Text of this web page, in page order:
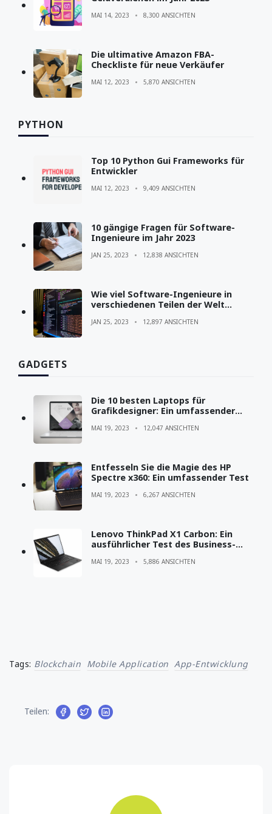
MAI 14, 2023 8,300 ANSICHTEN
Die ultimative Amazon FBA-
Checkliste für neue Verkäufer
MAI 12, 2023 5,870 ANSICHTEN
PYTHON
Top 10 Python Gui Frameworks für
Entwickler
MAI 12, 2023 9,409 ANSICHTEN
10 gängige Fragen für Software-
Ingenieure im Jahr 2023
JAN 25, 2023 12,838 ANSICHTEN
Wie viel Software-Ingenieure in
verschiedenen Teilen der Welt
JAN 25, 2023 12,897 ANSICHTEN
GADGETS
Die 10 besten Laptops für
Grafikdesigner: Ein umfassender
MAI 19, 2023 12,047 ANSICHTEN
Entfesseln Sie die Magie des HP
Spectre x360: Ein umfassender Test
MAI 19, 2023 6,267 ANSICHTEN
Lenovo ThinkPad X1 Carbon: Ein
ausführlicher Test des Business-
MAI 19, 2023 5,886 ANSICHTEN
Tags: Blockchain Mobile Application App-Entwicklung
Teilen: